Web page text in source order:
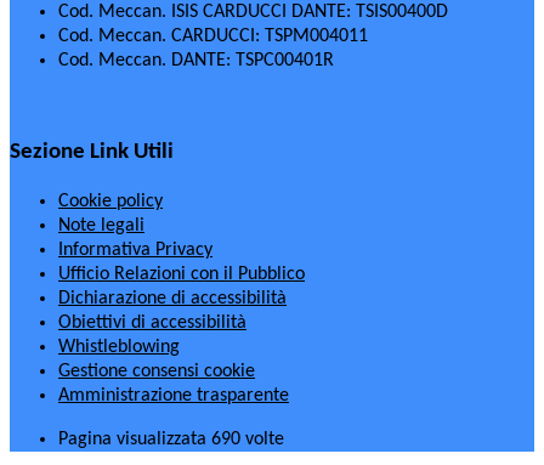
Cod. Meccan. ISIS CARDUCCI DANTE: TSIS00400D
Cod. Meccan. CARDUCCI: TSPM004011
Cod. Meccan. DANTE: TSPC00401R
Sezione Link Utili
Cookie policy
Note legali
Informativa Privacy
Ufficio Relazioni con il Pubblico
Dichiarazione di accessibilità
Obiettivi di accessibilità
Whistleblowing
Gestione consensi cookie
Amministrazione trasparente
Pagina visualizzata 690 volte